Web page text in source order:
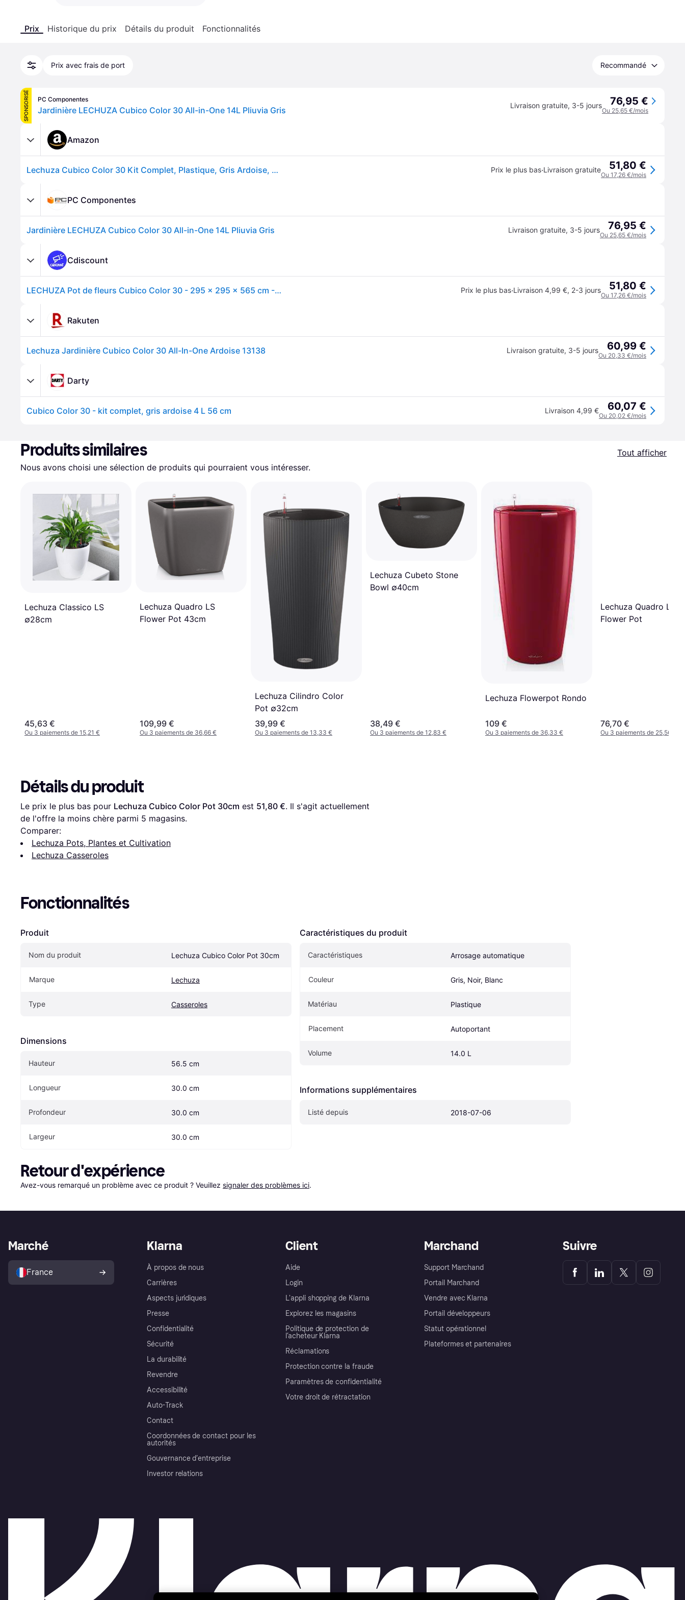
Prix Historique du prix Détails du produit Fonctionnalités
Prix avec frais de port Recommandé
SPONSORISÉ PC Componentes
Jardinière LECHUZA Cubico Color 30 All-in-One 14L Pliuvia Gris Livraison gratuite, 3-5 jours 76,95 €
Ou 25,65 €/mois
Amazon
Lechuza Cubico Color 30 Kit Complet, Plastique, Gris Ardoise, 30 x 30 x 56 cm Prix le plus bas·Livraison gratuite 51,80 €
Ou 17,26 €/mois
PC Componentes
Jardinière LECHUZA Cubico Color 30 All-in-One 14L Pliuvia Gris Livraison gratuite, 3-5 jours 76,95 €
Ou 25,65 €/mois
Cdiscount
LECHUZA Pot de fleurs Cubico Color 30 - 295 x 295 x 565 cm - Ardoise - Système de sous-irrigation - Résistance au gel - Noir Prix le plus bas·Livraison 4,99 €, 2-3 jours 51,80 €
Ou 17,26 €/mois
Rakuten
Lechuza Jardinière Cubico Color 30 All-In-One Ardoise 13138 Livraison gratuite, 3-5 jours 60,99 €
Ou 20,33 €/mois
Darty
Cubico Color 30 - kit complet, gris ardoise 4 L 56 cm Livraison 4,99 € 60,07 €
Ou 20,02 €/mois
Produits similaires
Tout afficher
Nous avons choisi une sélection de produits qui pourraient vous intéresser.
Lechuza Classico LS
∅28cm
45,63 €
Ou 3 paiements de 15,21 €
Lechuza Quadro LS
Flower Pot 43cm
109,99 €
Ou 3 paiements de 36,66 €
Lechuza Cilindro Color
Pot ∅32cm
39,99 €
Ou 3 paiements de 13,33 €
Lechuza Cubeto Stone
Bowl ∅40cm
38,49 €
Ou 3 paiements de 12,83 €
Lechuza Flowerpot Rondo
109 €
Ou 3 paiements de 36,33 €
Lechuza Quadro LS
Flower Pot
76,70 €
Ou 3 paiements de 25,56 €
Détails du produit
Le prix le plus bas pour Lechuza Cubico Color Pot 30cm est 51,80 €. Il s'agit actuellement
de l'offre la moins chère parmi 5 magasins.
Comparer:
Lechuza Pots, Plantes et Cultivation
Lechuza Casseroles
Fonctionnalités
Produit
Nom du produit Lechuza Cubico Color Pot 30cm
Marque Lechuza
Type Casseroles
Dimensions
Hauteur 56.5 cm
Longueur 30.0 cm
Profondeur 30.0 cm
Largeur 30.0 cm
Caractéristiques du produit
Caractéristiques Arrosage automatique
Couleur Gris, Noir, Blanc
Matériau Plastique
Placement Autoportant
Volume 14.0 L
Informations supplémentaires
Listé depuis 2018-07-06
Retour d'expérience
Avez-vous remarqué un problème avec ce produit ? Veuillez signaler des problèmes ici.
Klarna
À propos de nous
Carrières
Aspects juridiques
Presse
Confidentialité
Sécurité
La durabilité
Revendre
Accessibilité
Auto-Track
Contact
Coordonnées de contact pour les
autorités
Gouvernance d’entreprise
Investor relations
Client
Aide
Login
L'appli shopping de Klarna
Explorez les magasins
Politique de protection de
l’acheteur Klarna
Réclamations
Protection contre la fraude
Paramètres de confidentialité
Votre droit de rétractation
Marchand
Support Marchand
Portail Marchand
Vendre avec Klarna
Portail développeurs
Statut opérationnel
Plateformes et partenaires
Marché
France
Suivre